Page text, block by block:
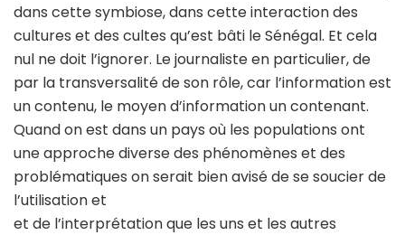
dans cette symbiose, dans cette interaction des
cultures et des cultes qu’est bâti le Sénégal. Et cela
nul ne doit l’ignorer. Le journaliste en particulier, de
par la transversalité de son rôle, car l’information est
un contenu, le moyen d’information un contenant.
Quand on est dans un pays où les populations ont
une approche diverse des phénomènes et des
problématiques on serait bien avisé de se soucier de
l’utilisation et
et de l’interprétation que les uns et les autres